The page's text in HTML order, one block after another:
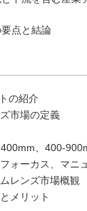
点と結論
の紹介
市場の定義
、400-
ーカス、マニ
レンズ市場概観
メリット